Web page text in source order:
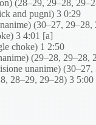
(28–29, 29–28,
and pugni) 3 0:29
(30–27, 29–28,
3 4:01 [a]
choke) 1 2:50
(29–28, 29–28,
unanime)
28–29, 29–28) 3 5:00